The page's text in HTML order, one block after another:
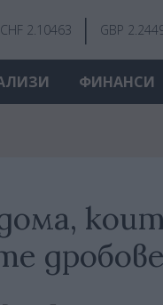
CHF 2.10463 GBP
ФИНАНСИ
дробове